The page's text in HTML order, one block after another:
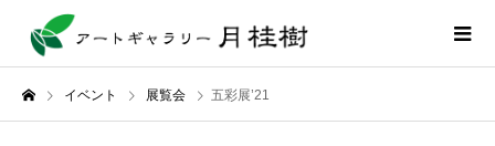
イベント 展覧会 五彩展’21